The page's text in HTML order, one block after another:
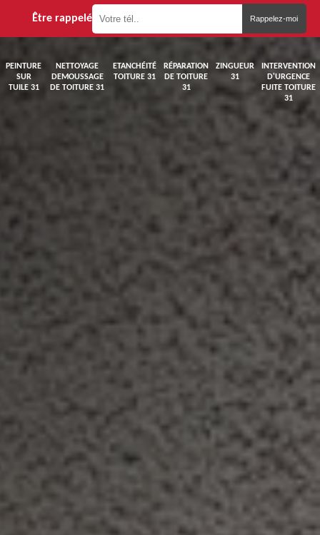
Être rappelé
PEINTURE
SUR
TUILE 31
NETTOYAGE
DEMOUSSAGE
DE TOITURE 31
ETANCHÉITÉ
TOITURE 31
RÉPARATION
DE TOITURE
31
ZINGUEUR
31
INTERVENTION
D'URGENCE
FUITE TOITURE
31